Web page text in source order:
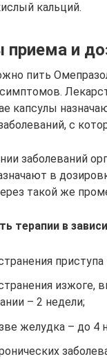
кальций.
приема и
пить
капсулы
с
заболеваний
в
такой же
терапии в
– 2 недели;
желудка – до 4